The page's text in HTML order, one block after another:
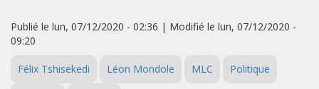
Publié le lun, 07/12/2020 - 02:36 | Modifié le lun, 07/12/2020 -
09:20
Félix Tshisekedi Léon Mondole MLC Politique